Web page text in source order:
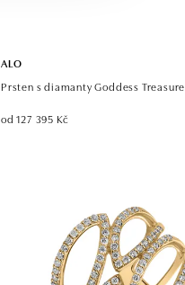
ALO
Prsten s diamanty Goddess Treasure
od 127 395 Kč